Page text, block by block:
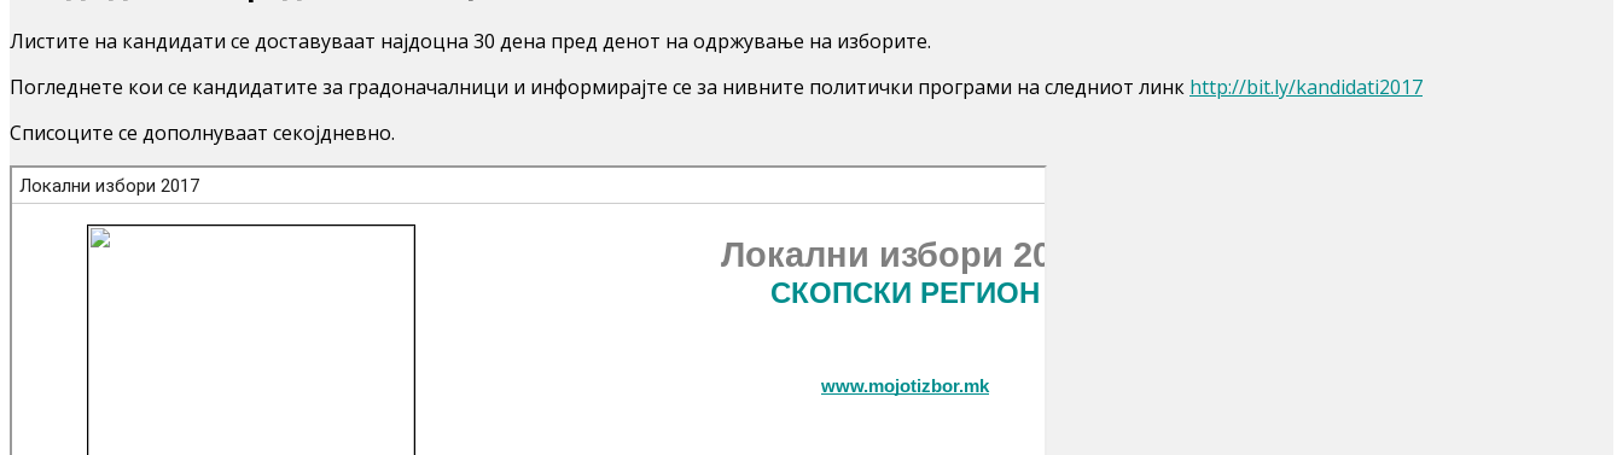
Листите на кандидати се доставуваат најдоцна 30 дена пред денот на одржување на изборите.
Погледнете кои се кандидатите за градоначалници и информирајте се за нивните политички програми на следниот линк http://bit.ly/kandidati2017
Списоците се дополнуваат секојдневно.